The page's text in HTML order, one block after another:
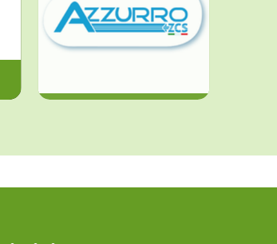
ZCS Azzurro